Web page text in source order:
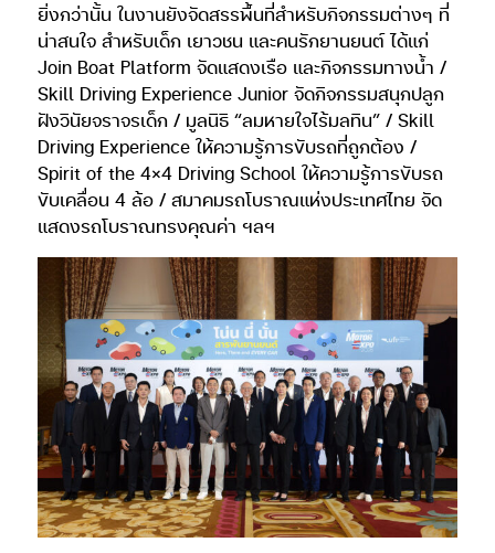
ยิ่งกว่านั้น ในงานยังจัดสรรพื้นที่สำหรับกิจกรรมต่างๆ ที่
น่าสนใจ สำหรับเด็ก เยาวชน และคนรักยานยนต์ ได้แก่
Join Boat Platform จัดแสดงเรือ และกิจกรรมทางน้ำ /
Skill Driving Experience Junior จัดกิจกรรมสนุกปลูก
ฝังวินัยจราจรเด็ก / มูลนิธิ “ลมหายใจไร้มลทิน” / Skill
Driving Experience ให้ความรู้การขับรถที่ถูกต้อง /
Spirit of the 4×4 Driving School ให้ความรู้การขับรถ
ขับเคลื่อน 4 ล้อ / สมาคมรถโบราณแห่งประเทศไทย จัด
แสดงรถโบราณทรงคุณค่า ฯลฯ